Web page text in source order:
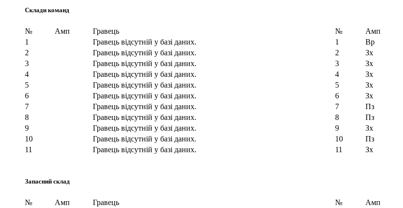
Склади команд
№ Амп Гравець № Амп
1
Гравець відсутній у базі даних. 1 Вр
2
Гравець відсутній у базі даних. 2 Зх
3
Гравець відсутній у базі даних. 3 Зх
4
Гравець відсутній у базі даних. 4 Зх
5
Гравець відсутній у базі даних. 5 Зх
6
Гравець відсутній у базі даних. 6 Зх
7
Гравець відсутній у базі даних. 7 Пз
8
Гравець відсутній у базі даних. 8 Пз
9
Гравець відсутній у базі даних. 9 Зх
10
Гравець відсутній у базі даних. 10 Пз
11
Гравець відсутній у базі даних. 11 Зх
Запасний склад
№ Амп Гравець № Амп